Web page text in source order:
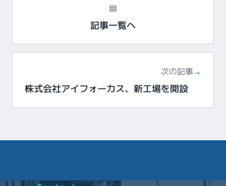
記事一覧へ
次の記事→
株式会社アイフォーカス、新工場を開設